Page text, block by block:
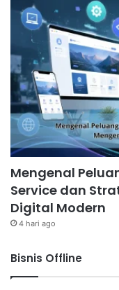
Mengenal
Service dan
Digital Modern
4 hari ago
Bisnis Offline